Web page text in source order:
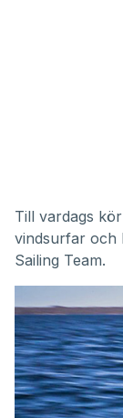
Till vardags
vindsurfar och
Sailing Team.